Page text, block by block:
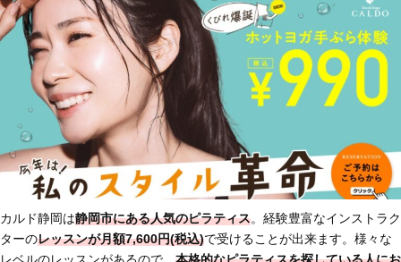
カルド静岡は静岡市にある人気のピラティス。経験豊富なインストラク
ターのレッスンが月額7,600円(税込)で受けることが出来ます。様々な